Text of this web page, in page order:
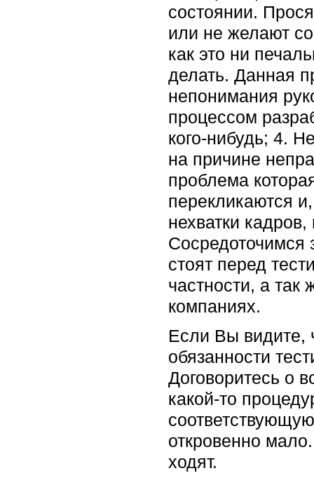
состоянии.
или не желают
как это ни
делать. Данная
непонимания
процессом
кого-нибудь; 4.
на причине
проблема
перекликаются
нехватки
Сосредоточимся
стоят перед
частности, а так
компаниях.
Если Вы видите,
обязанности
Договоритесь о
какой-то
откровенно
ходят.